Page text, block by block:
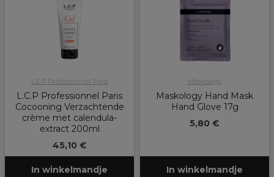
L.C.P Professionnel Paris
L.C.P Professionnel Paris
Cocooning Verzachtende
crème met calendula-
extract 200ml
45,10 €
In winkelmandje
Maskology
Maskology Hand Mask
Hand Glove 17g
5,80 €
In winkelmandje